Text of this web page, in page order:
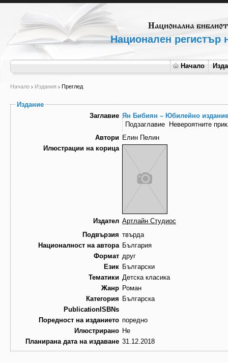
Национален регистър
Начало
Начало Издания Преглед
Издание
Заглавие Ян Бибиян – Юбилейно издание
Подзаглавие
Невероятните
Автори Елин Пелин
Илюстрации на корица
Издател Артлайн Студиос
Подвързия твърда
Националност на автора България
Формат друг
Език Български
Тематики Детска класика
Жанр Роман
Категория Българска
PublicationISBNs
Поредност на изданието поредно
Илюстрирано Не
Планирана дата на издаване 31.12.2018